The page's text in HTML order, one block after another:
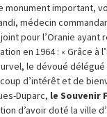
monument important,
médecin
pour l’Oranie ayant
en 1964 : « Grâce à
le dévoué
d’intérêt et de
Duparc, le Souvenir
d’avoir doté la ville